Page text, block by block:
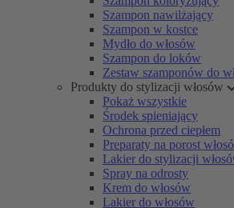
Szampon nawilżający
Szampon w kostce
Mydło do włosów
Szampon do loków
Zestaw szamponów do
Produkty do stylizacji włosów
Pokaż wszystkie
Środek spieniający
Ochrona przed ciepłem
Preparaty na porost
Lakier do stylizacji
Spray na odrosty
Krem do włosów
Lakier do włosów